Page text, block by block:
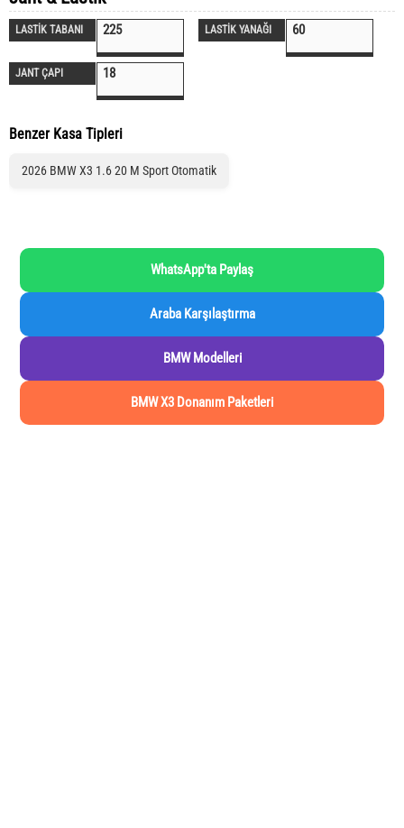
LASTİK TABANI 225 LASTİK YANAĞI 60
JANT ÇAPI 18
Benzer Kasa Tipleri
2026 BMW X3 1.6 20 M Sport Otomatik
WhatsApp'ta Paylaş
Araba Karşılaştırma
BMW Modelleri
BMW X3 Donanım Paketleri